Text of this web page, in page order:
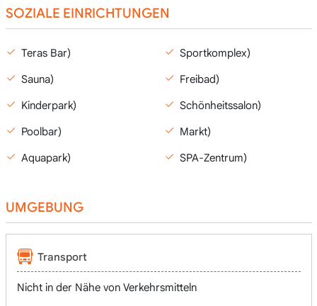
SOZIALE EINRICHTUNGEN
Teras Bar)
Sauna)
Kinderpark)
Poolbar)
Aquapark)
Sportkomplex)
Freibad)
Schönheitssalon)
Markt)
SPA-Zentrum)
UMGEBUNG
Transport
Nicht in der Nähe von Verkehrsmitteln